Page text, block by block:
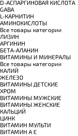
D-АСПАРГИНОВАЯ КИСЛОТА
GABA
L-КАРНИТИН
АМИНОКИСЛОТЫ
Все товары категории
ЛИЗИН
АРГИНИН
БЕТА-АЛАНИН
ВИТАМИНЫ И МИНЕРАЛЫ
Все товары категории
КАЛИЙ
ЖЕЛЕЗО
ВИТАМИНЫ ДЕТСКИЕ
ХРОМ
ВИТАМИНЫ МУЖСКИЕ
ВИТАМИНЫ ЖЕНСКИЕ
КАЛЬЦИЙ
ЦИНК
ВИТАМИН МУЛЬТИ
ВИТАМИН A E